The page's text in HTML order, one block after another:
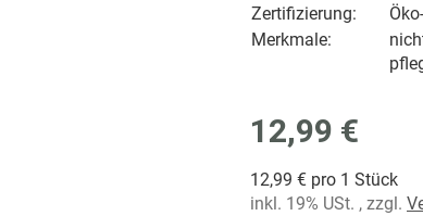
Zertifizierung:
Merkmale:
12,99 €
12,99 € pro 1 Stück
inkl. 19% USt. , zzgl.